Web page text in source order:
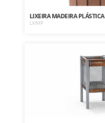
LIXEIRA MADEIRA PLÁSTICA
LX/MP